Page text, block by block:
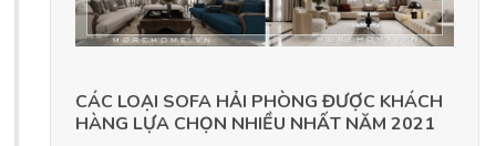
CÁC LOẠI SOFA HẢI PHÒNG ĐƯỢC KHÁCH
HÀNG LỰA CHỌN NHIỀU NHẤT NĂM 2021